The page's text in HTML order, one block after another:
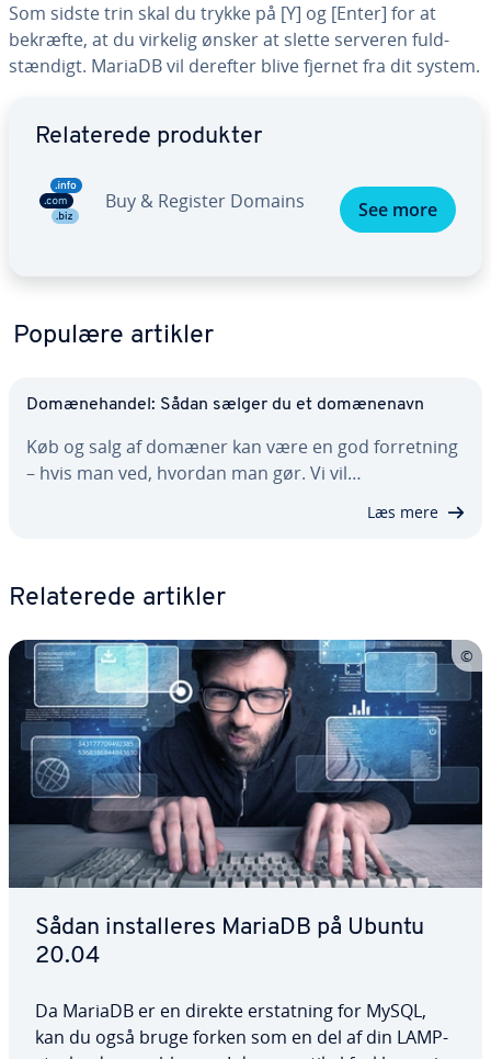
Som sidste trin skal du trykke på [Y] og [Enter] for at
bekræfte, at du virkelig ønsker at slette serveren fuld­
stæn­digt. MariaDB vil derefter blive fjernet fra dit system.
Re­la­te­re­de produkter
Buy & Register Domains See more
Populære artikler
Do­mæ­ne­han­del: Sådan sælger du et do­mæ­ne­navn
Køb og salg af domæner kan være en god for­ret­ning
– hvis man ved, hvordan man gør. Vi vil…
Læs mere
Re­la­te­re­de artikler
Sådan in­stal­le­res MariaDB på Ubuntu
20.04
Da MariaDB er en direkte er­stat­ning for MySQL,
kan du også bruge forken som en del af din LAMP-